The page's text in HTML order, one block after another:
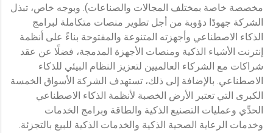
مخصصة خاصة بمختلف المجالات والصناعات). وبوجه خاص، تبذل
الشركة جهودًا دؤوبة من أجل تطوير منصات متكاملة لبرامج
الذكاء الاصطناعي وأجهزته المتنوعة والمفتوحة بناءً على أنظمة
إنترنت الأشياء الذكية ومنصات الأجهزة المدمجة، فضلًا عن عقد
شراكات مع الشركاء العالميين لتعزيز النظام البيئي للذكاء
الاصطناعي. بالإضافة إلى ذلك، تستهدف الشركة الأسواق الخمسة
الكبرى التي تعتبر الأرض الخصبة لأنظمة الذكاء الاصطناعي
الحدِّي وعمليات التصنيع الذكية والطاقة وبرامج الخدمات
وخدمات الرعاية الصحية الذكية والخدمات الذكية للبيع بالتجزئة.